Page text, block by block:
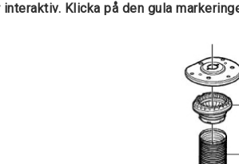
interaktiv. Klicka på den gula